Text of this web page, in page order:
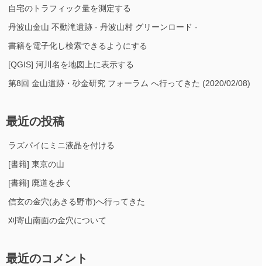
自宅のトラフィック量を測定する
丹波山金山 不動滝遺跡 - 丹波山村 グリーンロード -
書籍を電子化し検索できるようにする
[QGIS] 河川名を地図上に表示する
第8回 金山遺跡・砂金研究 フォーラム へ行ってきた (2020/02/08)
最近の投稿
ラズパイにミニ液晶を付ける
[書籍] 東京の山
[書籍] 廃道を歩く
信玄の金穴(あきる野市)へ行ってきた
刈寄山南面の金穴について
最近のコメント